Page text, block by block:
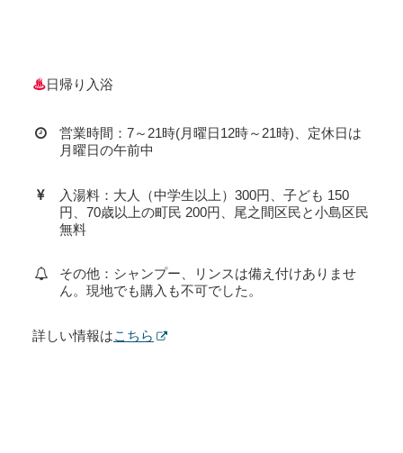
♨日帰り入浴
営業時間：7～21時(月曜日12時～21時)、定休日は
月曜日の午前中
入湯料：大人（中学生以上）300円、子ども 150
円、70歳以上の町民 200円、尾之間区民と小島区民
無料
その他：シャンプー、リンスは備え付けありませ
ん。現地でも購入も不可でした。
詳しい情報はこちら